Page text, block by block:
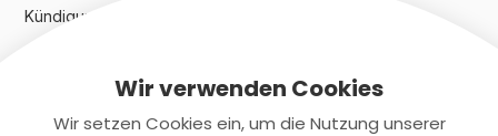
Kündigungsindex 2024
RechtlichesWir verwenden Cookies
Wir setzen Cookies ein, um die Nutzung unserer